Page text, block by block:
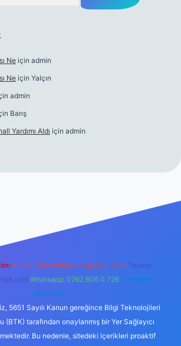
Neiçin admin
Neiçin Yalçın
admin
Barış
Yardımı Aldı için admin
hiltonbet yeni giriş
E-mail: backlinkpaneli@gmail.com Teams:
Whatsapp: 0262 606 0 726 Telegram:
@karabul
5651 Sayılı Kanun gereğince Bilgi Teknolojileri
(BTK) tarafından onaylanmış bir Yer Sağlayıcı
Bu nedenle, sitedeki içerikleri proaktif